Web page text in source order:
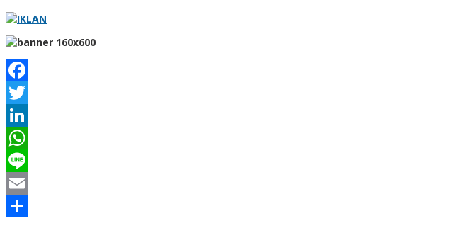
Facebook
Twitter
LinkedIn
WhatsApp
Line
Email